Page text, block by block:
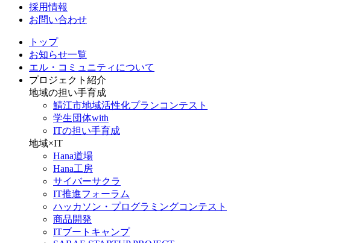
採用情報
お問い合わせ
トップ
お知らせ一覧
エル・コミュニティについて
プロジェクト紹介
地域の担い手育成
鯖江市地域活性化プランコンテスト
学生団体with
ITの担い手育成
地域×IT
Hana道場
Hana工房
サイバーサクラ
IT推進フォーラム
ハッカソン・プログラミングコンテスト
商品開発
ITブートキャンプ